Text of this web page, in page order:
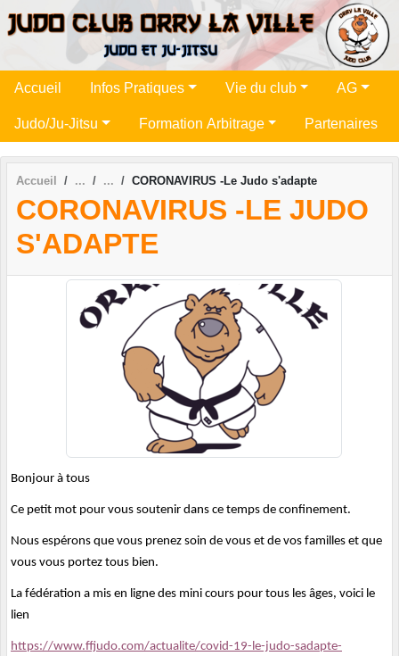
Accueil Infos Pratiques Vie du club AG
Judo/Ju-Jitsu Formation Arbitrage Partenaires
Accueil CORONAVIRUS -Le Judo s'adapte
CORONAVIRUS -LE JUDO
S'ADAPTE
Bonjour à tous
Ce petit mot pour vous soutenir dans ce temps de confinement.
Nous espérons que vous prenez soin de vous et de vos familles et que
vous vous portez tous bien.
La fédération a mis en ligne des mini cours pour tous les âges, voici le
lien
https://www.ffjudo.com/actualite/covid-19-le-judo-sadapte-
Panneau de gestion des cookies